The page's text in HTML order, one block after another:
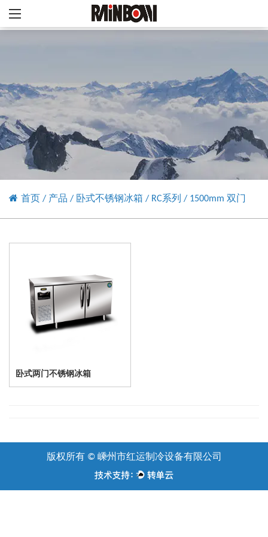
首页 / 产品 / 卧式不锈钢冰箱 / RC系列 / 1500mm 双门
卧式两门不锈钢冰箱
版权所有 © 嵊州市红运制冷设备有限公司